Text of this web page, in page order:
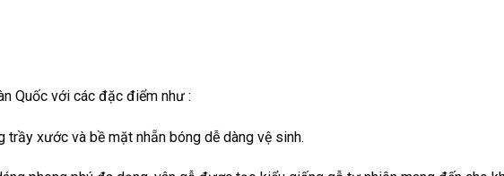
Quốc với các đặc điểm như :
trầy xước và bề mặt nhẵn bóng dễ dàng vệ sinh.